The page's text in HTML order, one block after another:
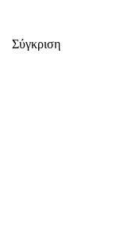
Σύγκριση